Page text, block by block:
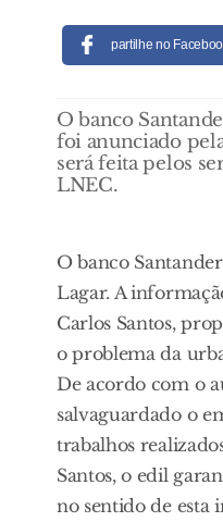
partilhe no
O banco
foi anunciado
será feita pelos
LNEC.
O banco
Lagar. A
Carlos Santos,
o problema da
De acordo com o
salvaguardado o
trabalhos
Santos, o edil
no sentido de esta